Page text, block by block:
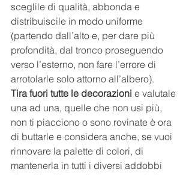
sceglile di qualità, abbonda e
distribuiscile in modo uniforme
(partendo dall’alto e, per dare più
profondità, dal tronco proseguendo
verso l’esterno, non fare l’errore di
arrotolarle solo attorno all’albero).
Tira fuori tutte le decorazioni e valutale
una ad una, quelle che non usi più,
non ti piacciono o sono rovinate è ora
di buttarle e considera anche, se vuoi
rinnovare la palette di colori, di
mantenerla in tutti i diversi addobbi